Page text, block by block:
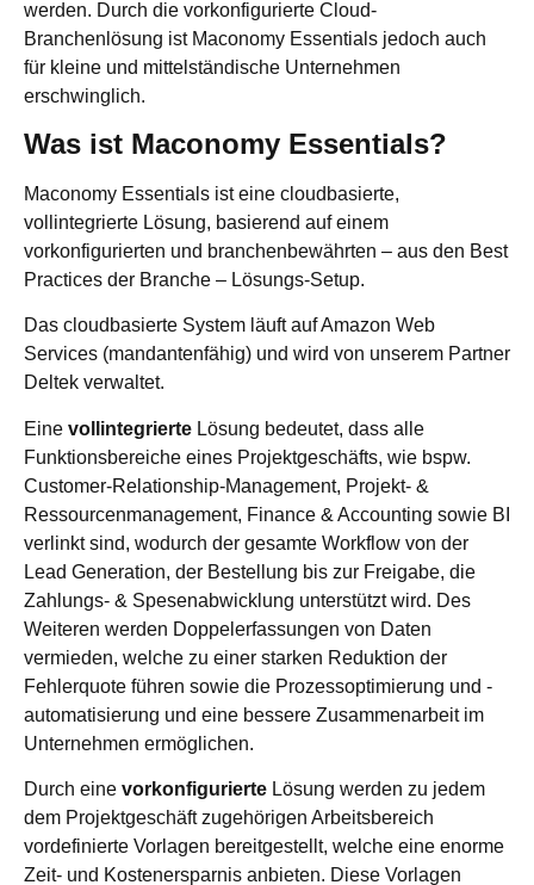
werden. Durch die vorkonfigurierte Cloud-
Branchenlösung ist Maconomy Essentials jedoch auch
für kleine und mittelständische Unternehmen
erschwinglich.
Was ist Maconomy Essentials?
Maconomy Essentials ist eine cloudbasierte,
vollintegrierte Lösung, basierend auf einem
vorkonfigurierten und branchenbewährten – aus den Best
Practices der Branche – Lösungs-Setup.
Das cloudbasierte System läuft auf Amazon Web
Services (mandantenfähig) und wird von unserem Partner
Deltek verwaltet.
Eine vollintegrierte Lösung bedeutet, dass alle
Funktionsbereiche eines Projektgeschäfts, wie bspw.
Customer-Relationship-Management, Projekt- &
Ressourcenmanagement, Finance & Accounting sowie BI
verlinkt sind, wodurch der gesamte Workflow von der
Lead Generation, der Bestellung bis zur Freigabe, die
Zahlungs- & Spesenabwicklung unterstützt wird. Des
Weiteren werden Doppelerfassungen von Daten
vermieden, welche zu einer starken Reduktion der
Fehlerquote führen sowie die Prozessoptimierung und -
automatisierung und eine bessere Zusammenarbeit im
Unternehmen ermöglichen.
Durch eine vorkonfigurierte Lösung werden zu jedem
dem Projektgeschäft zugehörigen Arbeitsbereich
vordefinierte Vorlagen bereitgestellt, welche eine enorme
Zeit- und Kostenersparnis anbieten. Diese Vorlagen